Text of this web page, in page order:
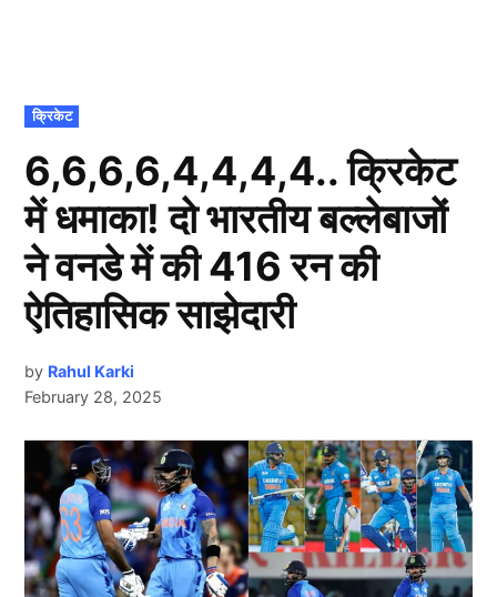
POSTED
IN
क्रिकेट
6,6,6,6,4,4,4,4.. क्रिकेट
में धमाका! दो भारतीय बल्लेबाजों
ने वनडे में की 416 रन की
ऐतिहासिक साझेदारी
by Rahul Karki
February 28, 2025